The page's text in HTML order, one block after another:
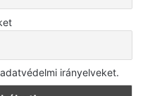
irányelveket.